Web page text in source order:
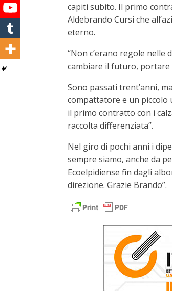
capiti subito. Il primo
Aldebrando Cursi che
eterno.
“Non c’erano regole nelle
cambiare il futuro, portare
Sono passati trent’anni,
compattatore e un piccolo
il primo contratto con i
raccolta differenziata”.
Nel giro di pochi anni i
sempre siamo, anche da
Ecoelpidiense fin dagli
direzione. Grazie Brando”.